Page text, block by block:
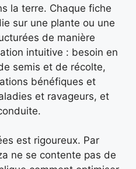
la terre. Chaque fiche
sur une plante ou une
de manière
intuitive : besoin en
semis et de récolte,
bénéfiques et
et ravageurs, et
est rigoureux. Par
ne se contente pas de